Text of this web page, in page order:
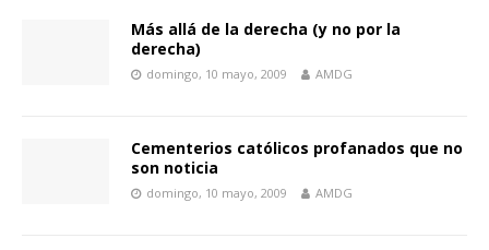
Más allá de la derecha (y no por la
derecha)
domingo, 10 mayo, 2009 AMDG
Cementerios católicos profanados que no
son noticia
domingo, 10 mayo, 2009 AMDG